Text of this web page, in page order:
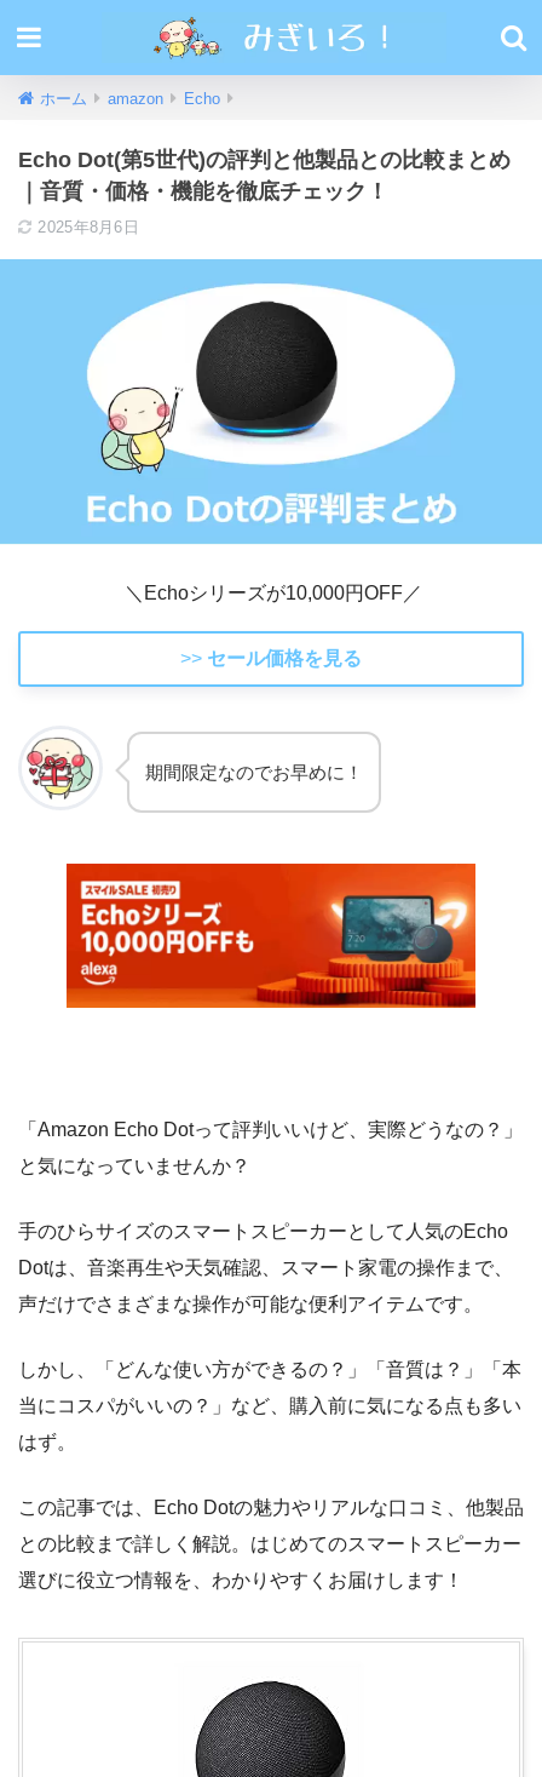
ホーム amazon Echo
Echo Dot(第5世代)の評判と他製品との比較まとめ
｜音質・価格・機能を徹底チェック！
2025年8月6日
＼Echoシリーズが10,000円OFF／
>> セール価格を見る
期間限定なのでお早めに！
「Amazon Echo Dotって評判いいけど、実際どうなの？」
と気になっていませんか？
手のひらサイズのスマートスピーカーとして人気のEcho
Dotは、音楽再生や天気確認、スマート家電の操作まで、
声だけでさまざまな操作が可能な便利アイテムです。
しかし、「どんな使い方ができるの？」「音質は？」「本
当にコスパがいいの？」など、購入前に気になる点も多い
はず。
この記事では、Echo Dotの魅力やリアルな口コミ、他製品
との比較まで詳しく解説。はじめてのスマートスピーカー
選びに役立つ情報を、わかりやすくお届けします！